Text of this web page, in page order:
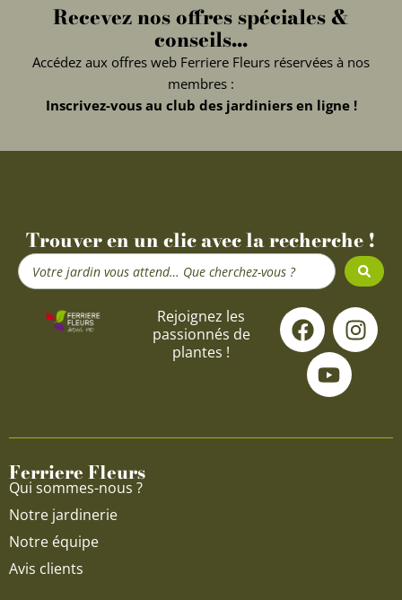
Recevez nos offres spéciales &
conseils...
Accédez aux offres web Ferriere Fleurs réservées à nos
membres :
Inscrivez-vous au club des jardiniers en ligne !
Trouver en un clic avec la recherche !
Search
...
Rejoignez les
passionnés de
plantes !
F
a
c
e
o
I
n
s
g
Y
o
u
t
u
b
Ferriere Fleurs
Qui sommes-nous ?
Notre jardinerie
Notre équipe
Avis clients